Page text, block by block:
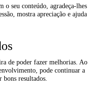
o seu conteúdo, agradeça-lhes
mostra apreciação e ajuda
de poder fazer melhorias. Ao
pode continuar a
bons resultados.